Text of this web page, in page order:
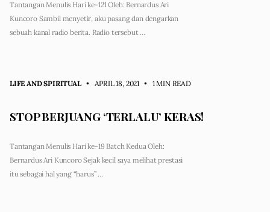
Tantangan Menulis Hari ke-121 Oleh: Bernardus Ari
Kuncoro Sambil menyetir, aku pasang dan dengarkan
sebuah kanal radio berita. Radio tersebut …
LIFE AND SPIRITUAL • APRIL 18, 2021 • 1 MIN READ
STOP BERJUANG ‘TERLALU’ KERAS!
Tantangan Menulis Hari ke-19 Batch Kedua Oleh:
Bernardus Ari Kuncoro Sejak kecil saya melihat prestasi
itu sebagai hal yang “harus” …